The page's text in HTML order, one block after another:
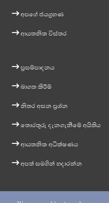
අපගේ ජයග්‍රහණ
ආයතනික විස්තර
ප්‍රසම්පාදනය
බාගත කිරීම්
නිතර අසන ප්‍රශ්න
තොරතුරු දැනගැනීමේ අයිතිය
ආයතනික අධීක්ෂණය
අපත් සමගින් හදාරන්න